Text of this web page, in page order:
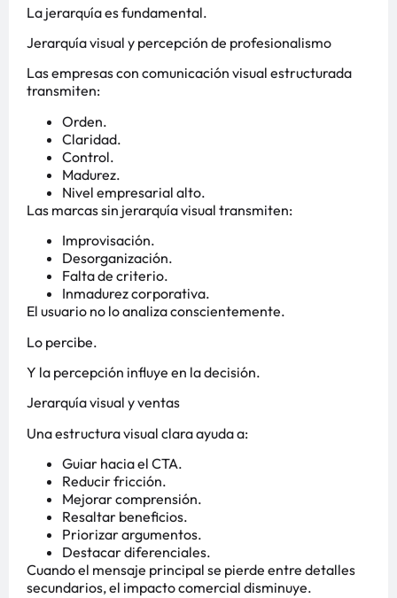
La jerarquía es fundamental.
Jerarquía visual y percepción de profesionalismo
Las empresas con comunicación visual estructurada
transmiten:
Orden.
Claridad.
Control.
Madurez.
Nivel empresarial alto.
Las marcas sin jerarquía visual transmiten:
Improvisación.
Desorganización.
Falta de criterio.
Inmadurez corporativa.
El usuario no lo analiza conscientemente.
Lo percibe.
Y la percepción influye en la decisión.
Jerarquía visual y ventas
Una estructura visual clara ayuda a:
Guiar hacia el CTA.
Reducir fricción.
Mejorar comprensión.
Resaltar beneficios.
Priorizar argumentos.
Destacar diferenciales.
Cuando el mensaje principal se pierde entre detalles
secundarios, el impacto comercial disminuye.